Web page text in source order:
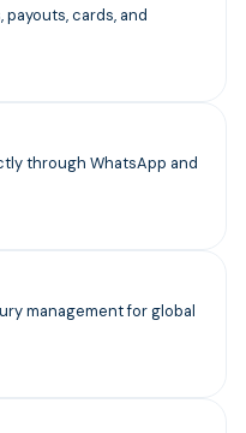
cards, and
through WhatsApp and
management for global